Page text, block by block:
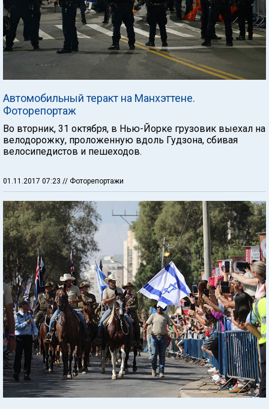
Автомобильный теракт на Манхэттене.
Фоторепортаж
Во вторник, 31 октября, в Нью-Йорке грузовик выехал на
велодорожку, проложенную вдоль Гудзона, сбивая
велосипедистов и пешеходов.
01.11.2017 07:23 // Фоторепортажи